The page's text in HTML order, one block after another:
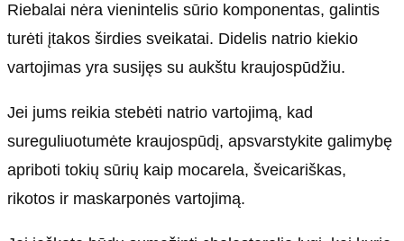
Riebalai nėra vienintelis sūrio komponentas, galintis
turėti įtakos širdies sveikatai. Didelis natrio kiekio
vartojimas yra susijęs su aukštu kraujospūdžiu.
Jei jums reikia stebėti natrio vartojimą, kad
sureguliuotumėte kraujospūdį, apsvarstykite galimybę
apriboti tokių sūrių kaip mocarela, šveicariškas,
rikotos ir maskarponės vartojimą.